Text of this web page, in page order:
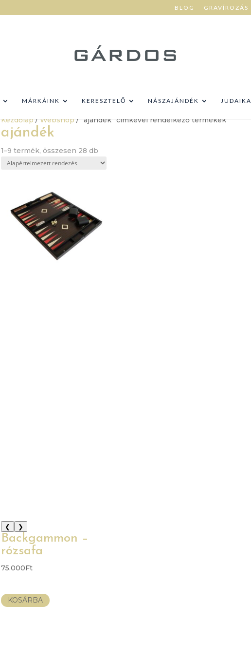
BLOG GRAVÍROZÁS
MÁRKÁINK KERESZTELŐ NÁSZAJÁNDÉK JUDAIKA
Kezdőlap/Webshop/ “ajándék” címkével rendelkező termékek
ajándék
1–9 termék, összesen 28 db
❮ ❯
Backgammon –
rózsafa
75.000Ft
KOSÁRBA